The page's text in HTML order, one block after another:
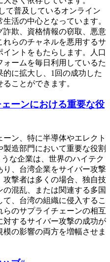
して普及しているオンライン
活の中心となっています。
詐欺、資格情報の窃取、悪意
らのチャネルを悪用するサ
ントをもたらします。人口
ームを毎日利用しているた
に拡大し、1回の成功した
ことができます。
ーンにおける重要な役
ン、特に半導体やエレクト
造部門において重要な役割
な企業は、世界のハイテク
、台湾企業をサイバー攻撃
撃者は多くの場合、独自技
混乱、または関連する多国
、台湾の組織に侵入するこ
のサプライチェーンの相互
するサイバー攻撃の成功が
の影響の両方を増幅させま